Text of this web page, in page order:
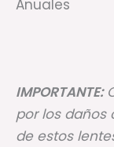
Anuales
IMPORTANTE:
por los daños
de estos